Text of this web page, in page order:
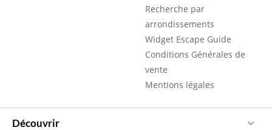
Recherche par
arrondissements
Widget Escape Guide
Conditions Générales de
vente
Mentions légales
Découvrir